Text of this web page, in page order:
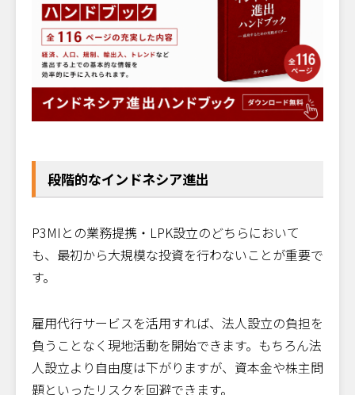
段階的なインドネシア進出
P3MIとの業務提携・LPK設立のどちらにおいて
も、最初から大規模な投資を行わないことが重要で
す。
雇用代行サービスを活用すれば、法人設立の負担を
負うことなく現地活動を開始できます。もちろん法
人設立より自由度は下がりますが、資本金や株主問
題といったリスクを回避できます。